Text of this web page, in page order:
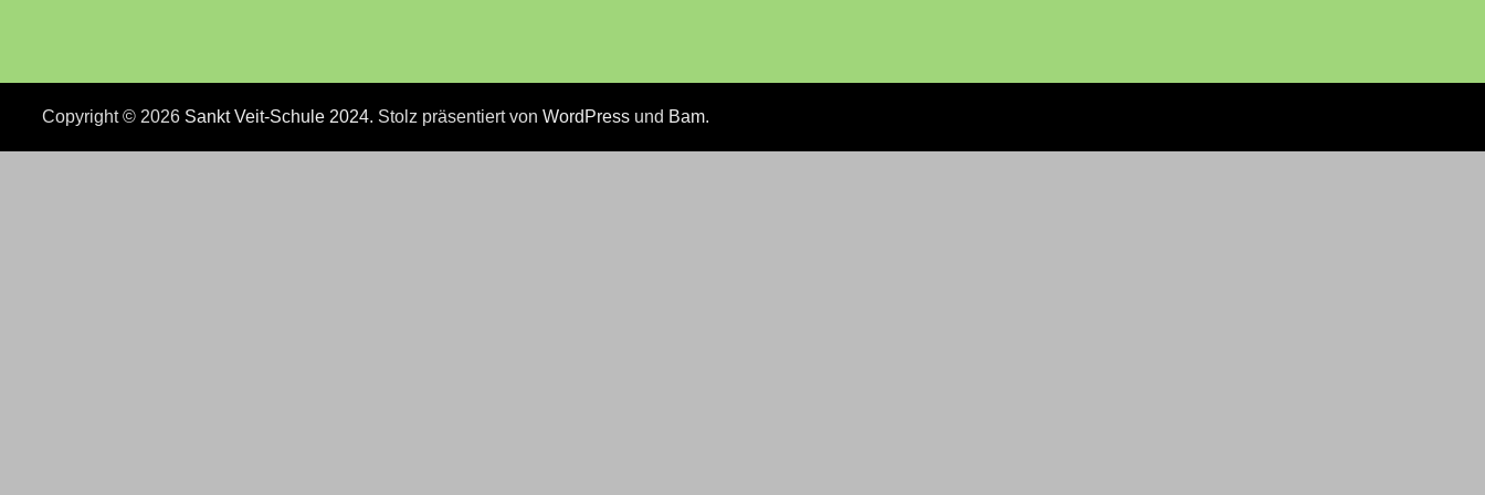
Copyright © 2026 Sankt Veit-Schule 2024. Stolz präsentiert vonWordPress und Bam.